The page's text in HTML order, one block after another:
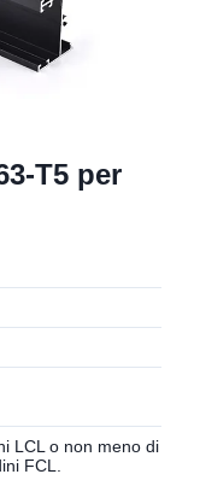
T5 per
LCL o non meno di
FCL.